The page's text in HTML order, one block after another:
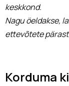
keskkond.
Nagu öeldakse,
ettevõtete
Korduma